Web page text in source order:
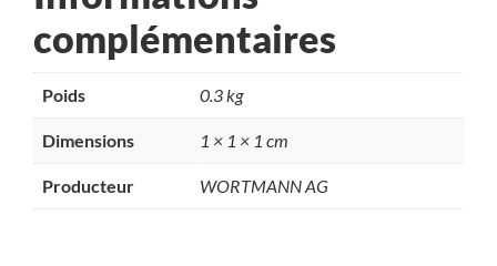
complémentaires
Poids 0.3 kg
Dimensions 1 × 1 × 1 cm
Producteur WORTMANN AG